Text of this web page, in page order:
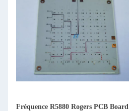
Fréquence R5880 Rogers PCB Board